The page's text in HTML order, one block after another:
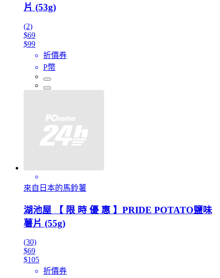
片 (53g)
(2)
$69
$99
折價券
P幣
來自日本的馬鈴薯
湖池屋 【 限 時 優 惠 】PRIDE POTATO鹽味
薯片 (55g)
(30)
$69
$105
折價券